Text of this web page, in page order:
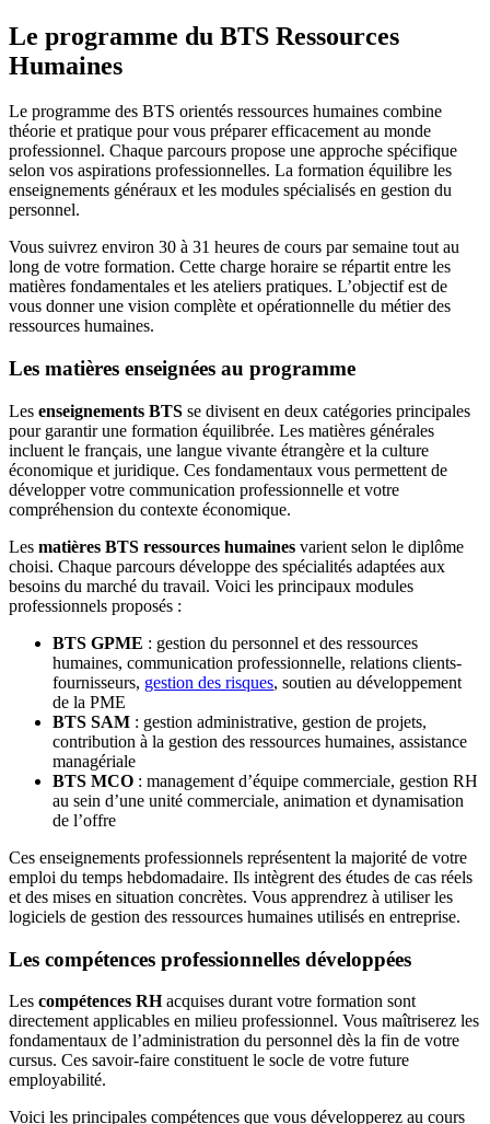
Le programme du BTS Ressources
Humaines
Le programme des BTS orientés ressources humaines combine
théorie et pratique pour vous préparer efficacement au monde
professionnel. Chaque parcours propose une approche spécifique
selon vos aspirations professionnelles. La formation équilibre les
enseignements généraux et les modules spécialisés en gestion du
personnel.
Vous suivrez environ 30 à 31 heures de cours par semaine tout au
long de votre formation. Cette charge horaire se répartit entre les
matières fondamentales et les ateliers pratiques. L’objectif est de
vous donner une vision complète et opérationnelle du métier des
ressources humaines.
Les matières enseignées au programme
Les enseignements BTS se divisent en deux catégories principales
pour garantir une formation équilibrée. Les matières générales
incluent le français, une langue vivante étrangère et la culture
économique et juridique. Ces fondamentaux vous permettent de
développer votre communication professionnelle et votre
compréhension du contexte économique.
Les matières BTS ressources humaines varient selon le diplôme
choisi. Chaque parcours développe des spécialités adaptées aux
besoins du marché du travail. Voici les principaux modules
professionnels proposés :
BTS GPME : gestion du personnel et des ressources
humaines, communication professionnelle, relations clients-
fournisseurs, gestion des risques, soutien au développement
de la PME
BTS SAM : gestion administrative, gestion de projets,
contribution à la gestion des ressources humaines, assistance
managériale
BTS MCO : management d’équipe commerciale, gestion RH
au sein d’une unité commerciale, animation et dynamisation
de l’offre
Ces enseignements professionnels représentent la majorité de votre
emploi du temps hebdomadaire. Ils intègrent des études de cas réels
et des mises en situation concrètes. Vous apprendrez à utiliser les
logiciels de gestion des ressources humaines utilisés en entreprise.
Les compétences professionnelles développées
Les compétences RHacquises durant votre formation sont
directement applicables en milieu professionnel. Vous maîtriserez les
fondamentaux de l’administration du personnel dès la fin de votre
cursus. Ces savoir-faire constituent le socle de votre future
employabilité.
Voici les principales compétences que vous développerez au cours